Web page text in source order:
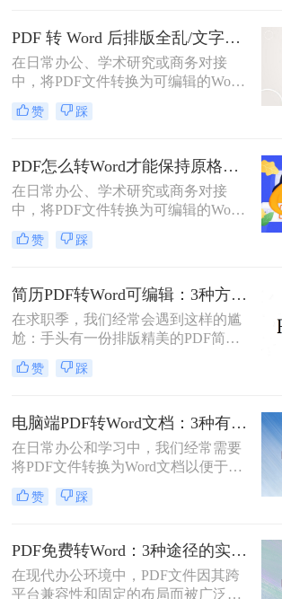
最适合自己的转换方式。
PDF 转 Word 后排版全乱/文字错位/串行/乱跑怎么办？3种高保真转换方法全解析
在日常办公、学术研究或商务对接
中，将PDF文件转换为可编辑的Word
文档是极高频的需求。但最令人头疼
的往往不是转换本身，而是转换后出
等“惨剧”。面对PDF 转 Word 后排版
全乱/文字错位/串行/乱跑怎么办这一
难题，很多人尝试了各种免费工具却
依然无法解决。
赞 踩
PDF怎么转Word才能保持原格式不变/版式不乱？3种专业有效方法全解析！
在日常办公、学术研究或商务对接
中，将PDF文件转换为可编辑的Word
文档是极高频的需求。但最令人头疼
的往往不是转换本身，而是转换后出
等“惨剧”。因此，很多人都在苦苦寻
找“PDF怎么转Word才能保持原格式
不变/版式不乱”的完美方案。
赞 踩
简历PDF转Word可编辑：3种方法保留排版不乱的实测！
在求职季，我们经常会遇到这样的尴
尬：手头有一份排版精美的PDF简
历，但招聘系统只允许上传Word格
式，或者HR希望能直接在简历上修
怎么转word简历的技巧就显得至关重
要。直接复制粘贴不仅会打乱排版，
还可能丢失关键信息。
赞 踩
电脑端PDF转Word文档：3种有效方法的具体操作步骤！
在日常办公和学习中，我们经常需要
将PDF文件转换为Word文档以便于编
辑和修改。那么电脑上pdf怎么转换成
word文档呢？本文将介绍三种将PDF
完成PDF到Word的转换。
赞 踩
PDF免费转Word：3种途径的实际费用、限制和效果对比！
在现代办公环境中，PDF文件因其跨
平台兼容性和固定的布局而被广泛使